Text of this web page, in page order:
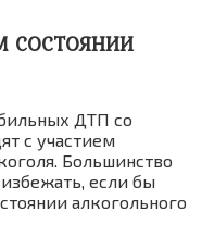
СОСТОЯНИИ
ДТП со
с участием
Большинство
если бы
алкогольного